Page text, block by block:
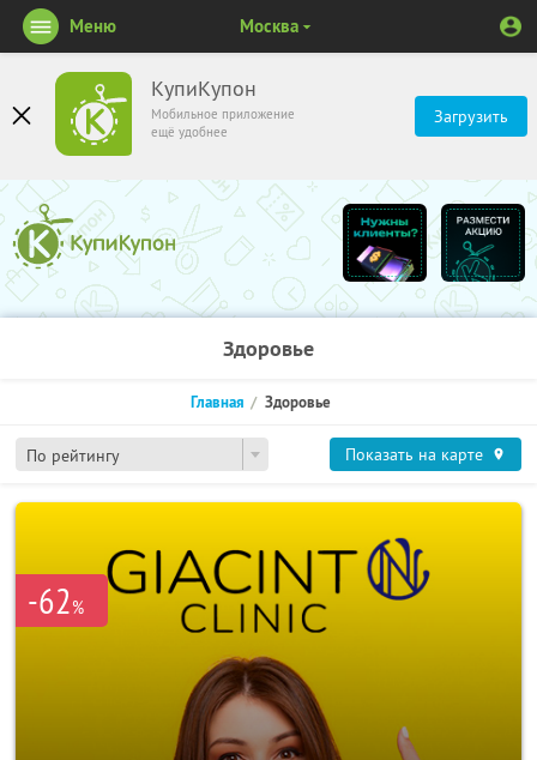
КупиКупон
Мобильное приложение
ещё удобнее
Загрузить
Меню Москва
Здоровье
По рейтингу
Главная Здоровье
Показать на карте
-62%